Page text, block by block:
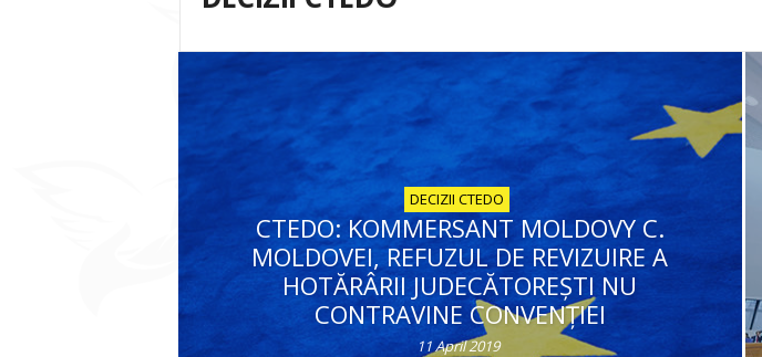
Omului
DECIZII CTEDO
CTEDO: KOMMERSANT MOLDOVY C.
MOLDOVEI, REFUZUL DE REVIZUIRE A
HOTĂRÂRII JUDECĂTOREŞTI NU
CONTRAVINE CONVENŢIEI
11 April 2019